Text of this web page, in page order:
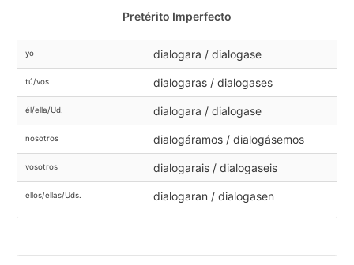
Pretérito Imperfecto
yo dialogara / dialogase
tú/vos dialogaras / dialogases
él/ella/Ud. dialogara / dialogase
nosotros dialogáramos / dialogásemos
vosotros dialogarais / dialogaseis
ellos/ellas/Uds. dialogaran / dialogasen